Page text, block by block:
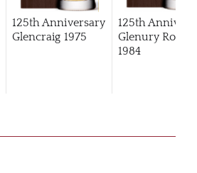
125th Anniversary
Glencraig 1975
125th
Glenury Royal
1984